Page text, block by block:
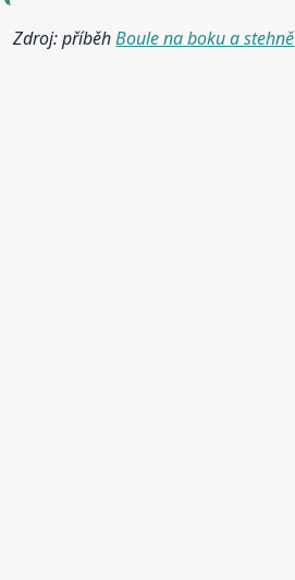
Zdroj: příběhBoule na boku a stehně